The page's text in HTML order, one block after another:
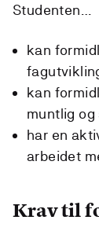
Studenten…
kan
kan
muntlig
har en
arbeidet
Krav til